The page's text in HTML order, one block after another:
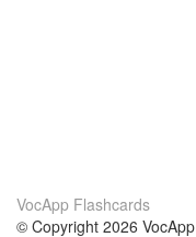
VocApp Flashcards
© Copyright 2026 VocApp